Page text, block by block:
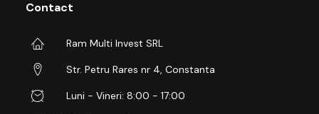
Contact
Ram Multi Invest SRL
Str. Petru Rares nr 4, Constanta
Luni - Vineri: 8:00 - 17:00